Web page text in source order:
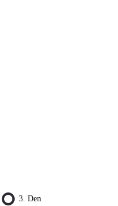
3. Den